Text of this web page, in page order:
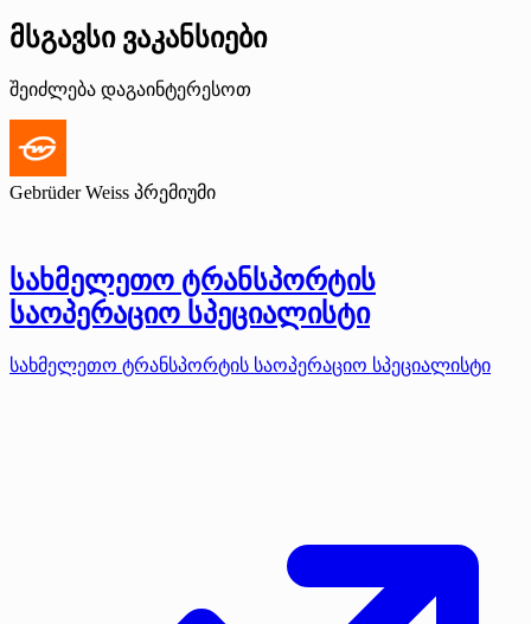
მსგავსი ვაკანსიები
შეიძლება დაგაინტერესოთ
Gebrüder Weiss პრემიუმი
სახმელეთო ტრანსპორტის
საოპერაციო სპეციალისტი
სახმელეთო ტრანსპორტის საოპერაციო სპეციალისტი